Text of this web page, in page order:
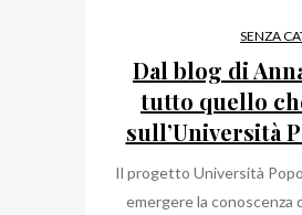
SENZA
Dal blog di
tutto quello
sull’Università
Il progetto Università
emergere la conoscenza